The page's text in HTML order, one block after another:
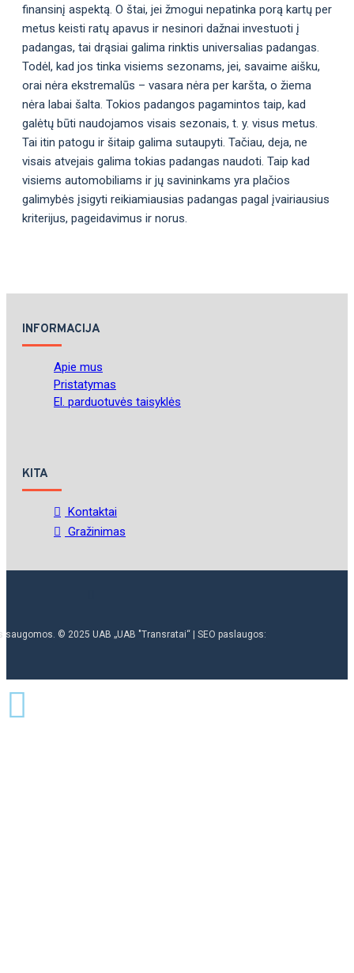
finansinį aspektą. O štai, jei žmogui nepatinka porą kartų per
metus keisti ratų apavus ir nesinori dažnai investuoti į
padangas, tai drąsiai galima rinktis universalias padangas.
Todėl, kad jos tinka visiems sezonams, jei, savaime aišku,
orai nėra ekstremalūs – vasara nėra per karšta, o žiema
nėra labai šalta. Tokios padangos pagamintos taip, kad
galėtų būti naudojamos visais sezonais, t. y. visus metus.
Tai itin patogu ir šitaip galima sutaupyti. Tačiau, deja, ne
visais atvejais galima tokias padangas naudoti. Taip kad
visiems automobiliams ir jų savininkams yra plačios
galimybės įsigyti reikiamiausias padangas pagal įvairiausius
kriterijus, pageidavimus ir norus.
INFORMACIJA
Apie mus
Pristatymas
El. parduotuvės taisyklės
KITA
Kontaktai
Gražinimas
saugomos. © 2025 UAB „UAB "Transratai“ | SEO paslaugos: